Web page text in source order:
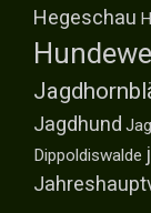
Hegeschau
Jagdhund
Dippoldiswalde